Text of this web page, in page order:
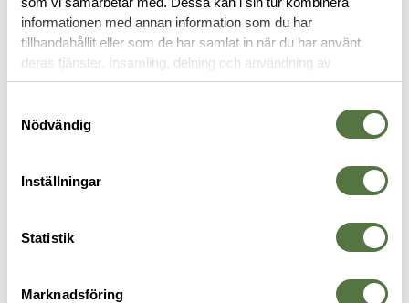
informationen med annan information som du har
tillhandahållit eller som de har samlat in när du har använt
deras tjänster. Insamling, delning och användning av
personuppgifter kan användas för personalisering av
Nödvändig
Inställningar
Statistik
Marknadsföring
RECENSIONER
OM VARUMÄRKET
VAPENVÄSKOR